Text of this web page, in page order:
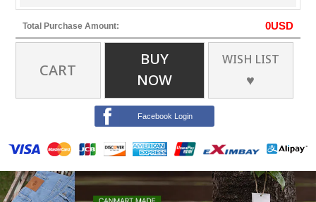
Total Purchase Amount: 0USD
CART
BUY
NOW
WISH LIST
♥
Facebook Login